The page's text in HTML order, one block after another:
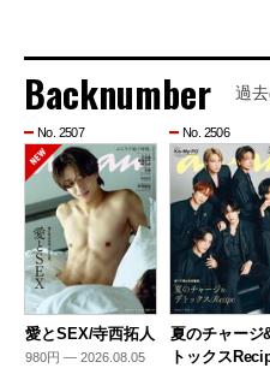
Backnumber 過
No. 2507
愛とSEX/寺西拓人
980円 — 2026.08.05
No. 2506
夏のチャージ
トックス